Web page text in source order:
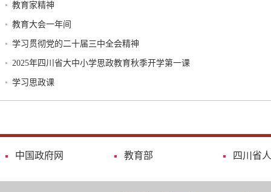
教育家精神
教育大会一年间
学习贯彻党的二十届三中全会精神
2025年四川省大中小学思政教育秋季开学第一课
学习思政课
中国政府网 教育部 四川省